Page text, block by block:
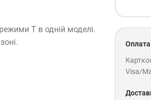
T в одній моделі.
Оплата
Visa/